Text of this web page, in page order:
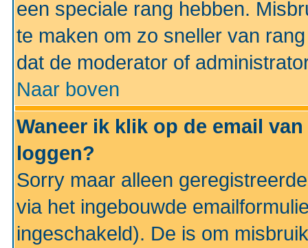
een speciale rang hebben.
te maken om zo sneller van
dat de moderator of
Naar boven
Waneer ik klik op de email
loggen?
Sorry maar alleen
via het ingebouwde
ingeschakeld). De is om